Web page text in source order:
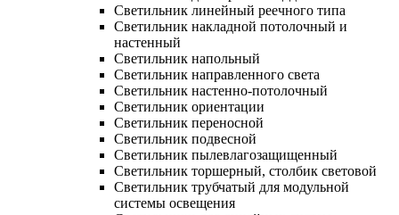
Светильник линейный реечного типа
Светильник накладной потолочный и
настенный
Светильник напольный
Светильник направленного света
Светильник настенно-потолочный
Светильник ориентации
Светильник переносной
Светильник подвесной
Светильник пылевлагозащищенный
Светильник торшерный, столбик световой
Светильник трубчатый для модульной
системы освещения